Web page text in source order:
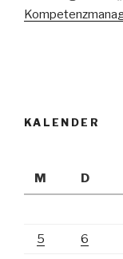
KALENDER
M
D
5 6